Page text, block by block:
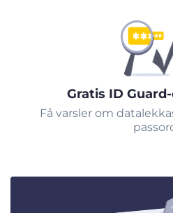
Gratis ID
Få varsler om